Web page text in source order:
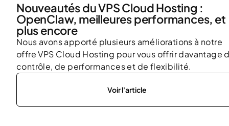
Nouveautés du VPS Cloud Hosting :
OpenClaw, meilleures performances, et
plus encore
Nous avons apporté plusieurs améliorations à notre
offre VPS Cloud Hosting pour vous offrir davantage
contrôle, de performances et de flexibilité.
Voir l'article